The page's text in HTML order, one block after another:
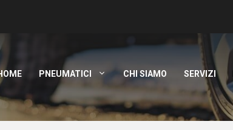
PNEUMATICI CHI SIAMO SERVIZI